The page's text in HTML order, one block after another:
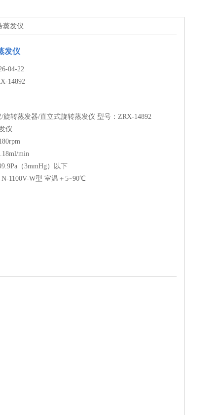
蒸发仪
发仪
04-22
14892
旋转蒸发器/直立式旋转蒸发仪 型号：ZRX-14892
仪
min
（3mmHg）以下
1100V-W型 室温＋5~90℃